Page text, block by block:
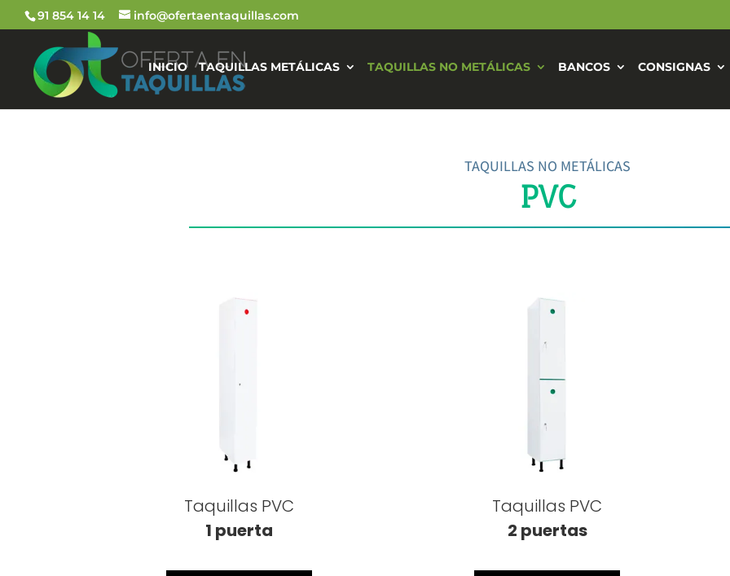
91 854 14 14 info@ofertaentaquillas.com
INICIO TAQUILLAS METÁLICAS TAQUILLAS NO METÁLICAS BANCOS CONSIGNAS
TAQUILLAS NO METÁLICAS
PVC
Taquillas PVC
1 puerta
Taquillas PVC
2 puertas